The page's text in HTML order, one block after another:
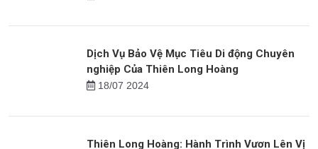
Tin mới
Dịch Vụ Bảo Vệ Khẩn Cấp của Thiên Long
Hoàng